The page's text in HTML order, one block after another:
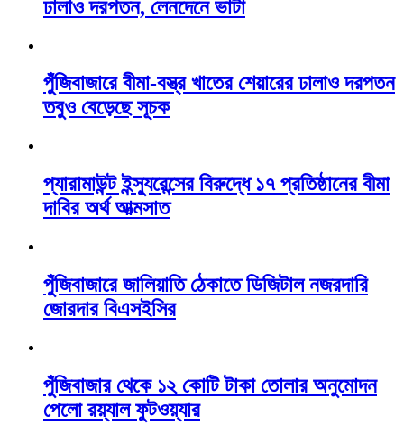
ঢালাও দরপতন, লেনদেনে ভাটা
পুঁজিবাজারে বীমা-বস্ত্র খাতের শেয়ারের ঢালাও দরপতন
তবুও বেড়েছে সূচক
প্যারামাউন্ট ইন্স্যুরেন্সের বিরুদ্ধে ১৭ প্রতিষ্ঠানের বীমা
দাবির অর্থ আত্মসাত
পুঁজিবাজারে জালিয়াতি ঠেকাতে ডিজিটাল নজরদারি
জোরদার বিএসইসির
পুঁজিবাজার থেকে ১২ কোটি টাকা তোলার অনুমোদন
পেলো রয়্যাল ফুটওয়্যার